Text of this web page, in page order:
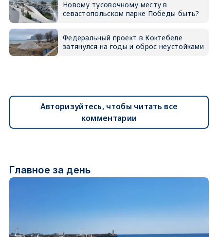
Новому тусовочному месту в
севастопольском парке Победы быть?
Федеральный проект в Коктебеле
затянулся на годы и оброс неустойками
Авторизуйтесь, чтобы читать все
комментарии
Главное за день